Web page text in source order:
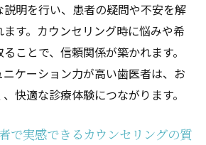
重視の歯医者が持つ独自の工夫
で選ばれる歯医者のポイント
かる池田駅周辺の快適な歯医者
明を行い、患者の疑問や不安を解
す。カウンセリング時に悩みや希
ことで、信頼関係が築かれます。
ケーション力が高い歯医者は、お
快適な診療体験につながります。
で実感できるカウンセリングの質